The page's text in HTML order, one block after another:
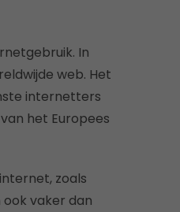
In
web. Het
internetters
van het Europees
zoals
ook vaker dan